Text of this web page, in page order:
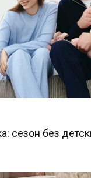
сезон без